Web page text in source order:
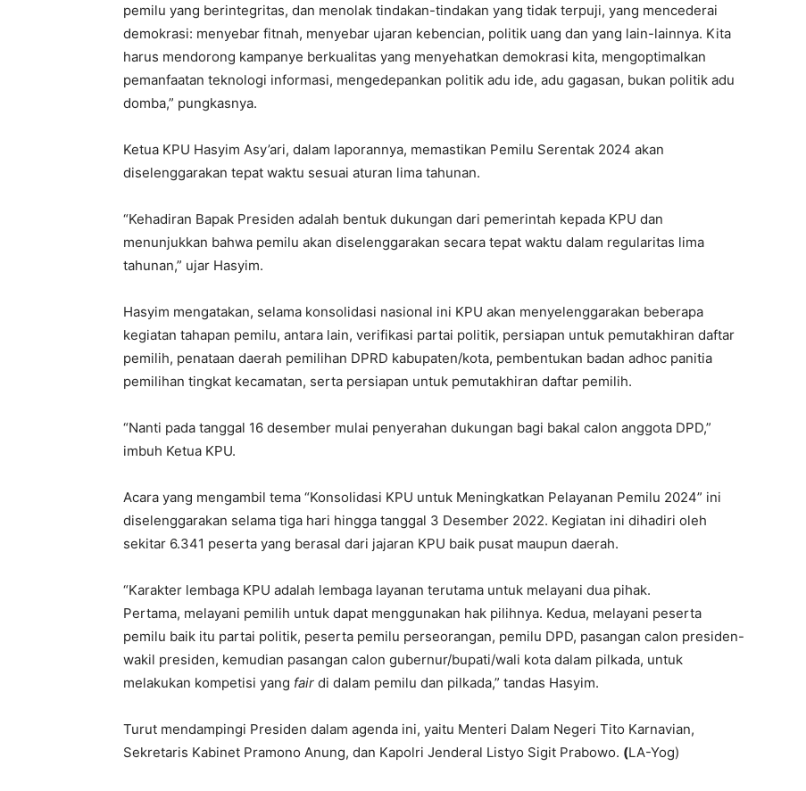
pemilu yang berintegritas, dan menolak tindakan-tindakan yang tidak terpuji, yang mencederai
demokrasi: menyebar fitnah, menyebar ujaran kebencian, politik uang dan yang lain-lainnya. Kita
harus mendorong kampanye berkualitas yang menyehatkan demokrasi kita, mengoptimalkan
pemanfaatan teknologi informasi, mengedepankan politik adu ide, adu gagasan, bukan politik adu
domba,” pungkasnya.
Ketua KPU Hasyim Asy’ari, dalam laporannya, memastikan Pemilu Serentak 2024 akan
diselenggarakan tepat waktu sesuai aturan lima tahunan.
“Kehadiran Bapak Presiden adalah bentuk dukungan dari pemerintah kepada KPU dan
menunjukkan bahwa pemilu akan diselenggarakan secara tepat waktu dalam regularitas lima
tahunan,” ujar Hasyim.
Hasyim mengatakan, selama konsolidasi nasional ini KPU akan menyelenggarakan beberapa
kegiatan tahapan pemilu, antara lain, verifikasi partai politik, persiapan untuk pemutakhiran daftar
pemilih, penataan daerah pemilihan DPRD kabupaten/kota, pembentukan badan adhoc panitia
pemilihan tingkat kecamatan, serta persiapan untuk pemutakhiran daftar pemilih.
“Nanti pada tanggal 16 desember mulai penyerahan dukungan bagi bakal calon anggota DPD,”
imbuh Ketua KPU.
Acara yang mengambil tema “Konsolidasi KPU untuk Meningkatkan Pelayanan Pemilu 2024” ini
diselenggarakan selama tiga hari hingga tanggal 3 Desember 2022. Kegiatan ini dihadiri oleh
sekitar 6.341 peserta yang berasal dari jajaran KPU baik pusat maupun daerah.
“Karakter lembaga KPU adalah lembaga layanan terutama untuk melayani dua pihak.
Pertama, melayani pemilih untuk dapat menggunakan hak pilihnya. Kedua, melayani peserta
pemilu baik itu partai politik, peserta pemilu perseorangan, pemilu DPD, pasangan calon presiden-
wakil presiden, kemudian pasangan calon gubernur/bupati/wali kota dalam pilkada, untuk
melakukan kompetisi yang fair di dalam pemilu dan pilkada,” tandas Hasyim.
Turut mendampingi Presiden dalam agenda ini, yaitu Menteri Dalam Negeri Tito Karnavian,
Sekretaris Kabinet Pramono Anung, dan Kapolri Jenderal Listyo Sigit Prabowo. (LA-Yog)